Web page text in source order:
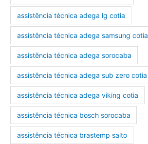
assistência técnica adega lg cotia
assistência técnica adega samsung cotia
assistência técnica adega sorocaba
assistência técnica adega sub zero cotia
assistência técnica adega viking cotia
assistência técnica bosch sorocaba
assistência técnica brastemp salto